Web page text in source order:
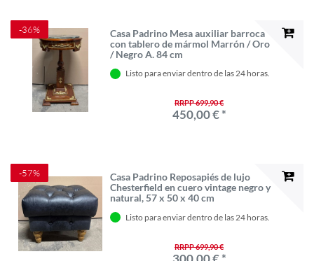
-36%
Casa Padrino Mesa auxiliar barroca
con tablero de mármol Marrón / Oro
/ Negro A. 84 cm
Listo para enviar dentro de las 24 horas.
RRPP 699,90 €
450,00 € *
-57%
Casa Padrino Reposapiés de lujo
Chesterfield en cuero vintage negro y
natural, 57 x 50 x 40 cm
Listo para enviar dentro de las 24 horas.
RRPP 699,90 €